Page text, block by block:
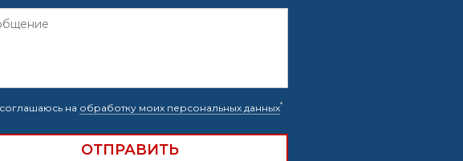
на обработку моих персональных данных*